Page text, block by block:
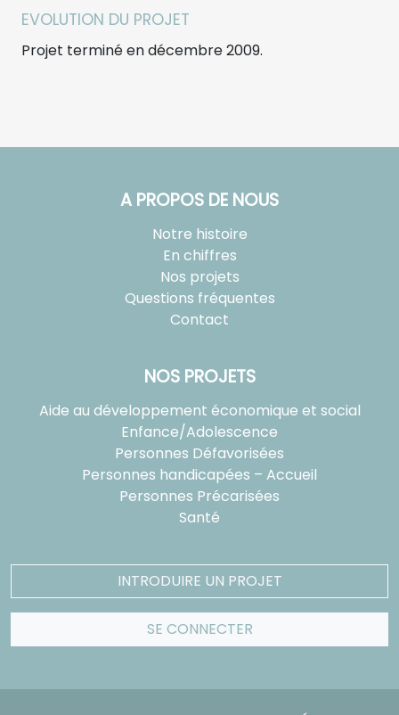
EVOLUTION DU PROJET
Projet terminé en décembre 2009.
A PROPOS DE NOUS
Notre histoire
En chiffres
Nos projets
Questions fréquentes
Contact
NOS PROJETS
Aide au développement économique et social
Enfance/Adolescence
Personnes Défavorisées
Personnes handicapées – Accueil
Personnes Précarisées
Santé
INTRODUIRE UN PROJET
SE CONNECTER